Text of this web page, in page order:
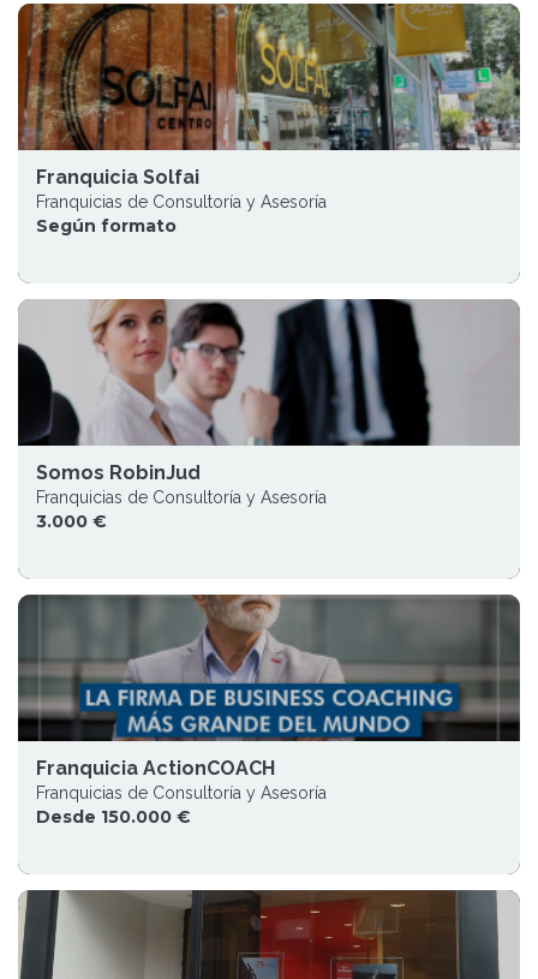
Franquicia Solfai
Franquicias de Consultoría y Asesoría
Según formato
Somos RobinJud
Franquicias de Consultoría y Asesoría
3.000 €
Franquicia ActionCOACH
Franquicias de Consultoría y Asesoría
Desde 150.000 €